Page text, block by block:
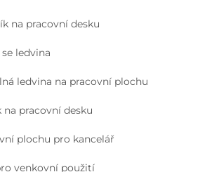
na pracovní desku
ledvina
ledvina na pracovní plochu
pracovní desku
plochu pro kancelář
venkovní použití